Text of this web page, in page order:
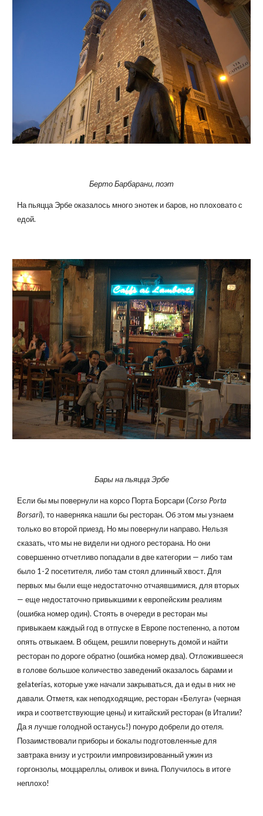
Берто Барбарани, поэт
На пьяцца Эрбе оказалось много энотек и баров, но плоховато с
едой.
Бары на пьяцца Эрбе
Если бы мы повернули на корсо Порта Борсари (Corso Porta
Borsari), то наверняка нашли бы ресторан. Об этом мы узнаем
только во второй приезд. Но мы повернули направо. Нельзя
сказать, что мы не видели ни одного ресторана. Но они
совершенно отчетливо попадали в две категории — либо там
было 1-2 посетителя, либо там стоял длинный хвост. Для
первых мы были еще недостаточно отчаявшимися, для вторых
— еще недостаточно привыкшими к европейским реалиям
(ошибка номер один). Стоять в очереди в ресторан мы
привыкаем каждый год в отпуске в Европе постепенно, а потом
опять отвыкаем. В общем, решили повернуть домой и найти
ресторан по дороге обратно (ошибка номер два). Отложившееся
в голове большое количество заведений оказалось барами и
gelaterias, которые уже начали закрываться, да и еды в них не
давали. Отметя, как неподходящие, ресторан «Белуга» (черная
икра и соответствующие цены) и китайский ресторан (в Италии?
Да я лучше голодной останусь!) понуро добрели до отеля.
Позаимствовали приборы и бокалы подготовленные для
завтрака внизу и устроили импровизированный ужин из
горгонзолы, моццареллы, оливок и вина. Получилось в итоге
неплохо!